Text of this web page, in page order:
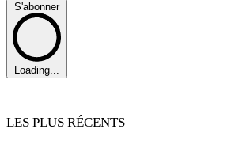
S'abonner
Loading...
LES PLUS RÉCENTS